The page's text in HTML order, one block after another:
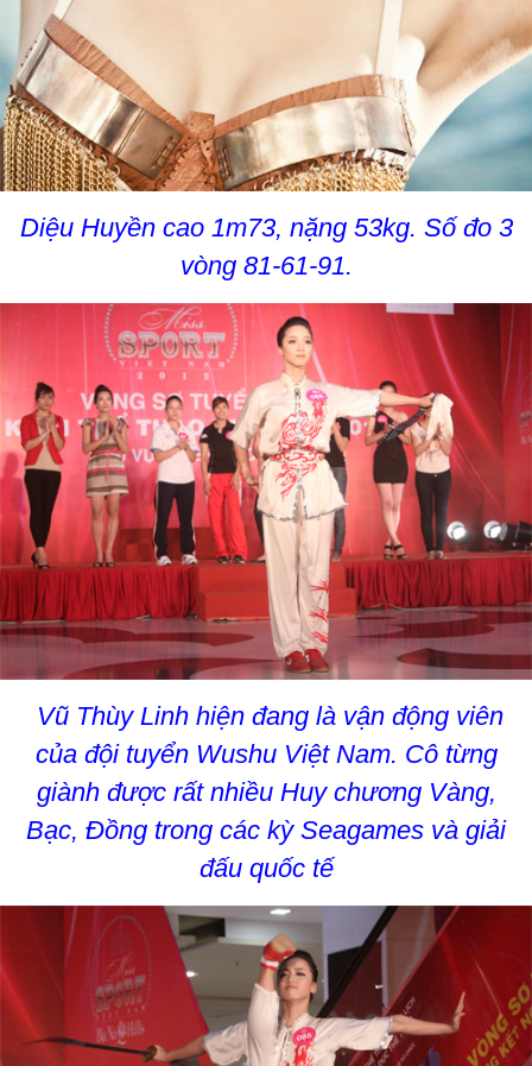
Diệu Huyền cao 1m73, nặng 53kg. Số đo 3
vòng 81-61-91.
Vũ Thùy Linh hiện đang là vận động viên
của đội tuyển Wushu Việt Nam. Cô từng
giành được rất nhiều Huy chương Vàng,
Bạc, Đồng trong các kỳ Seagames và giải
đấu quốc tế